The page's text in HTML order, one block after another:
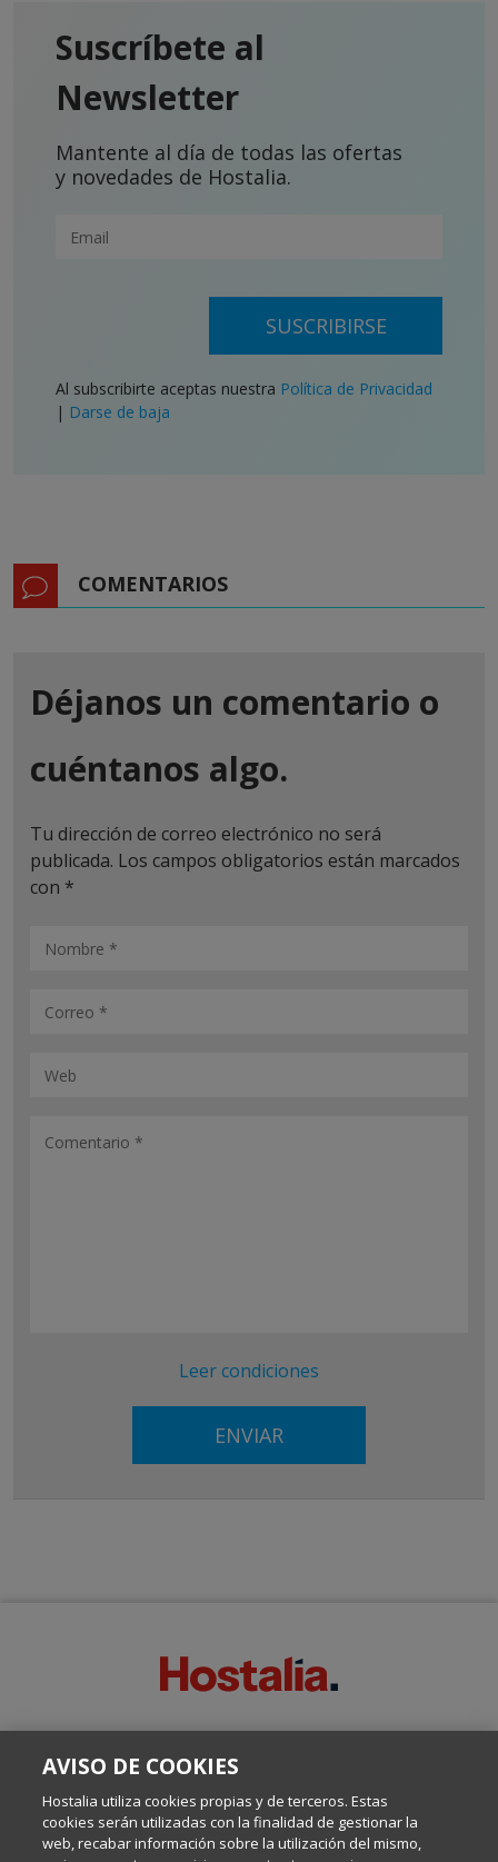
Suscríbete al
Newsletter
Mantente al día de todas las ofertas
y novedades de Hostalia.
SUSCRIBIRSE
Al subscribirte aceptas nuestra Política de Privacidad
| Darse de baja
COMENTARIOS
Déjanos un comentario o
cuéntanos algo.
Tu dirección de correo electrónico no será
publicada. Los campos obligatorios están marcados
con *
Leer condiciones
Escrito por el equipo de Comunicación de Hostalia, dirigido por
Internet y Tecnología.
AVISO DE COOKIES
Hostalia utiliza cookies propias y de terceros. Estas
cookies serán utilizadas con la finalidad de gestionar la
web, recabar información sobre la utilización del mismo,